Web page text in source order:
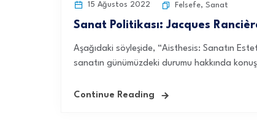
15 Ağustos 2022 Felsefe, Sanat
Sanat Politikası: Jacques
Aşağıdaki söyleşide, “Aisthesis: Sanatın
sanatın günümüzdeki durumu hakkında
Continue Reading